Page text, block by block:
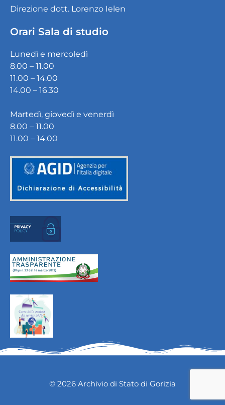
Direzione dott. Lorenzo Ielen
Orari Sala di studio
Lunedì e mercoledì
8.00 – 11.00
11.00 – 14.00
14.00 – 16.30
Martedì, giovedì e venerdì
8.00 – 11.00
11.00 – 14.00
© 2026 Archivio di Stato di Gorizia